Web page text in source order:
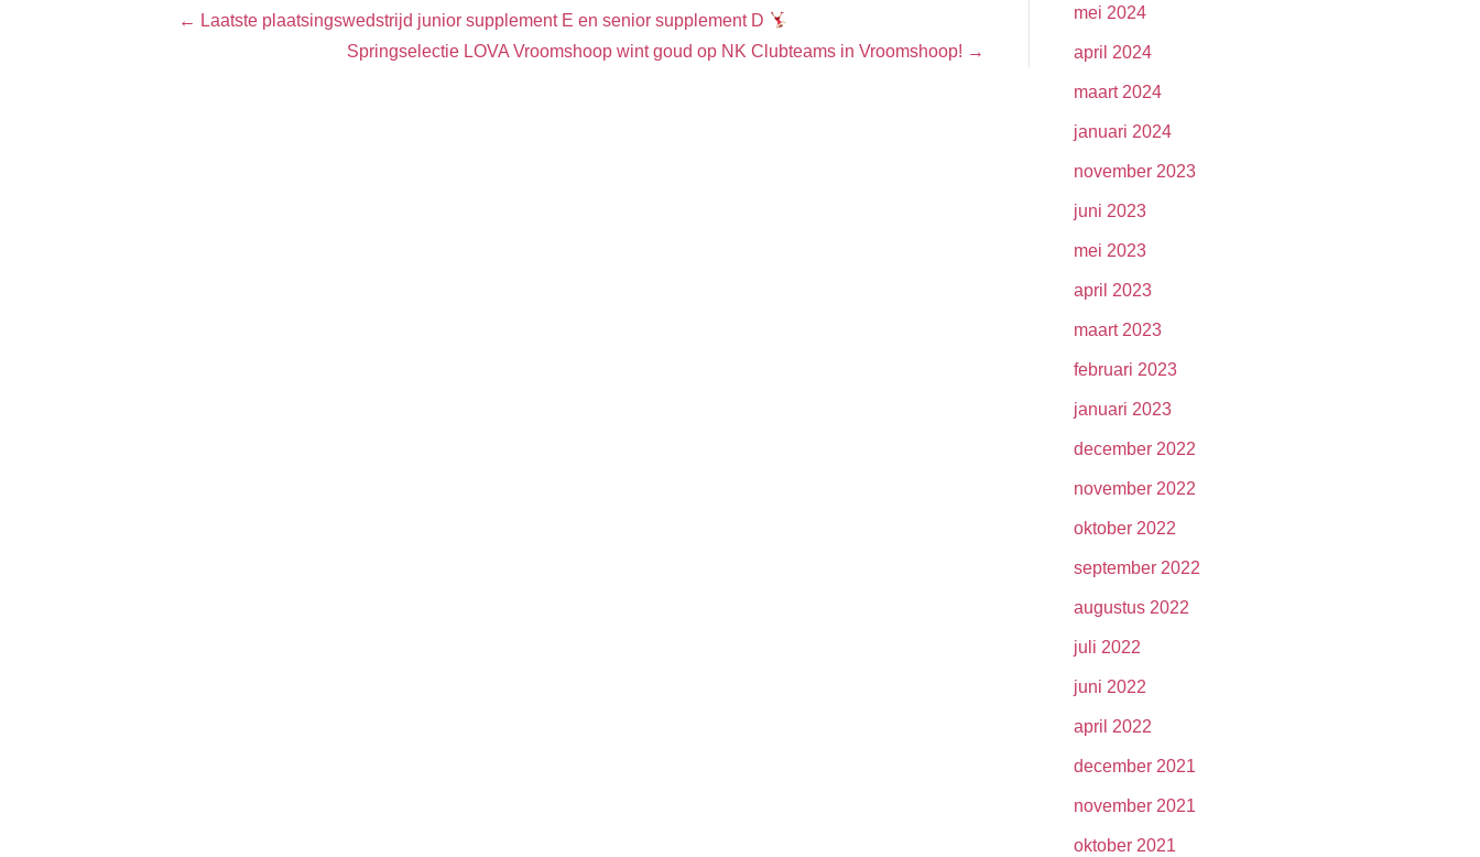
← Laatste plaatsingswedstrijd junior supplement E en senior supplement D
Springselectie LOVA Vroomshoop wint goud op NK Clubteams in Vroomshoop! →
mei 2024
april 2024
maart 2024
januari 2024
november 2023
juni 2023
mei 2023
april 2023
maart 2023
februari 2023
januari 2023
december 2022
november 2022
oktober 2022
september 2022
augustus 2022
juli 2022
juni 2022
april 2022
december 2021
november 2021
oktober 2021